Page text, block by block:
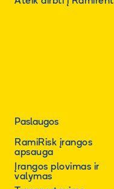
Paslaugos
RamiRisk įrangos
apsauga
Įrangos plovimas ir
valymas